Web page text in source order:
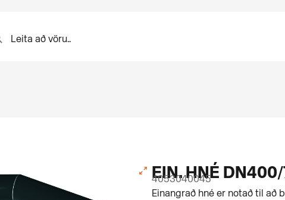
EIN. HNÉ
4053040045
Einangrað hné er notað til að